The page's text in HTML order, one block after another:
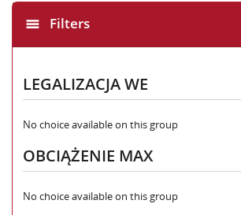
Filters
LEGALIZACJA WE
No choice available on this group
OBCIĄŻENIE MAX
No choice available on this group